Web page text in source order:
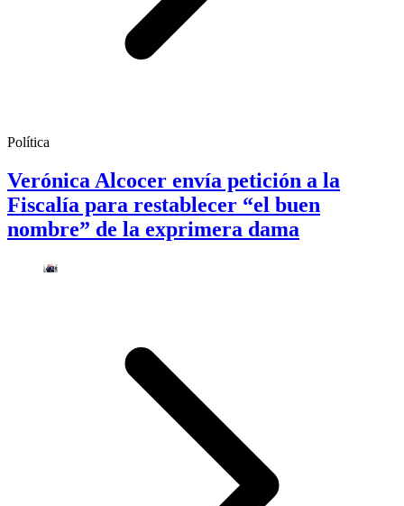
Política
Verónica Alcocer envía petición a la
Fiscalía para restablecer “el buen
nombre” de la exprimera dama